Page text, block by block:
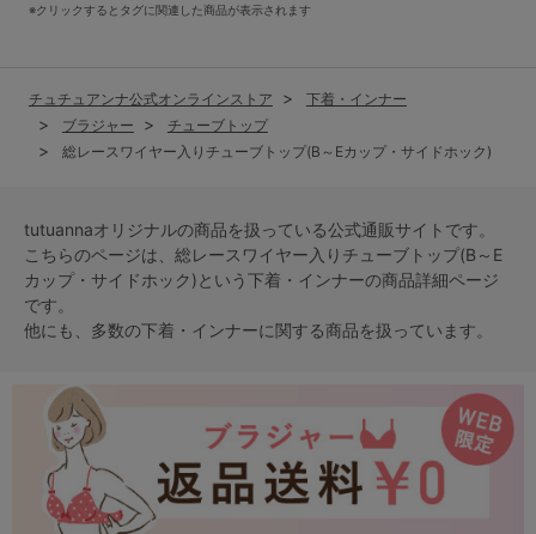
※クリックするとタグに関連した商品が表示されます
チュチュアンナ公式オンラインストア
下着・インナー
ブラジャー
チューブトップ
総レースワイヤー入りチューブトップ(B～Eカップ・サイドホック)
tutuannaオリジナルの商品を扱っている公式通販サイトです。
こちらのページは、総レースワイヤー入りチューブトップ(B～E
カップ・サイドホック)という下着・インナーの商品詳細ページ
です。
他にも、多数の下着・インナーに関する商品を扱っています。